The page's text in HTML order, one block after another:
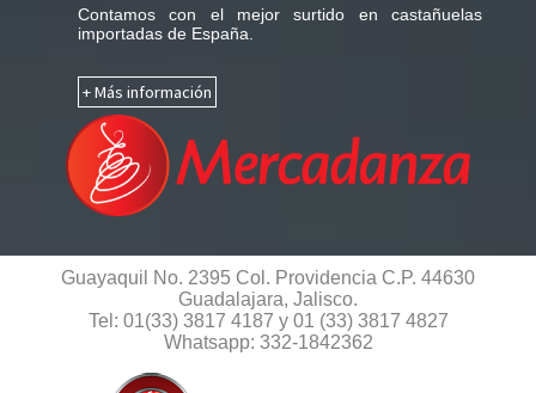
Contamos con el mejor surtido en castañuelas
importadas de España.
+ Más información
Guayaquil No. 2395 Col. Providencia C.P. 44630
Guadalajara, Jalisco.
Tel: 01(33) 3817 4187 y 01 (33) 3817 4827
Whatsapp: 332-1842362